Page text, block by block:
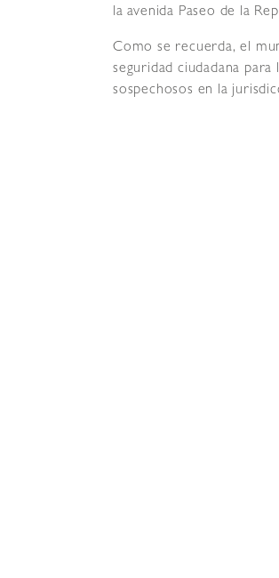
la avenida Paseo de la
Como se recuerda, el
seguridad ciudadana
sospechosos en la